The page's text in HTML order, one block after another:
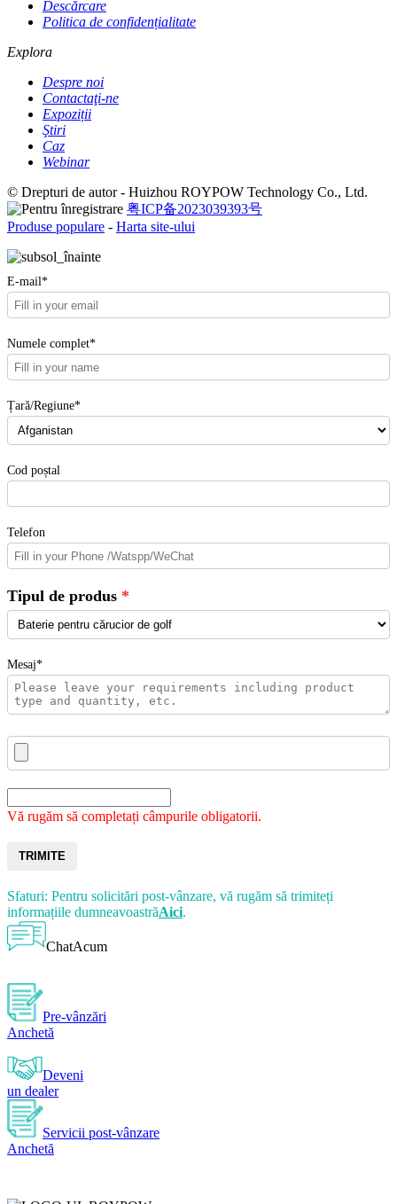
Descărcare
Politica de confidențialitate
Explora
Despre noi
Contactaţi-ne
Expoziții
Ştiri
Caz
Webinar
© Drepturi de autor - Huizhou ROYPOW Technology Co., Ltd.
粤ICP备2023039393号
Produse populare - Harta site-ului
E-mail*
Numele complet*
Țară/Regiune*
Cod poștal
Telefon
Tipul de produs
Mesaj*
Vă rugăm să completați câmpurile obligatorii.
TRIMITE
Sfaturi: Pentru solicitări post-vânzare, vă rugăm să trimiteți
informațiile dumneavoastrăAici.
ChatAcum
Pre-vânzări
Anchetă
Deveni
un dealer
Servicii post-vânzare
Anchetă